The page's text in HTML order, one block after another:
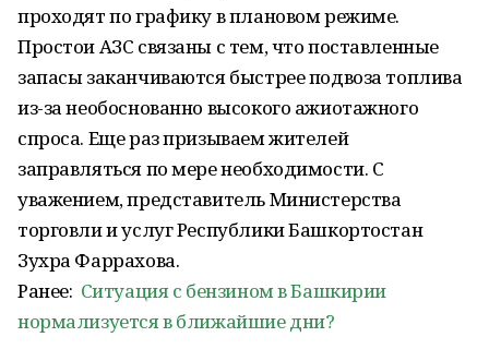
проходят по графику в плановом режиме.
Простои АЗС связаны с тем, что поставленные
запасы заканчиваются быстрее подвоза топлива
из-за необоснованно высокого ажиотажного
спроса. Еще раз призываем жителей
заправляться по мере необходимости. С
уважением, представитель Министерства
торговли и услуг Республики Башкортостан
Зухра Фаррахова.
Ранее: Ситуация с бензином в Башкирии
нормализуется в ближайшие дни?